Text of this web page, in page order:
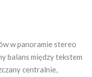
w panoramie stereo
balans między tekstem
centralnie,